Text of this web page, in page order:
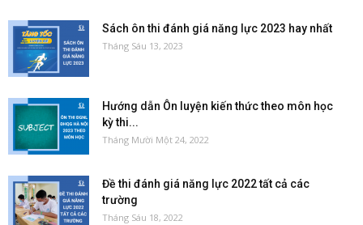
Sách ôn thi đánh giá năng lực 2023 hay nhất
Tháng Sáu 13, 2023
Hướng dẫn Ôn luyện kiến thức theo môn học
kỳ thi...
Tháng Mười Một 24, 2022
Đề thi đánh giá năng lực 2022 tất cả các
trường
Tháng Sáu 18, 2022